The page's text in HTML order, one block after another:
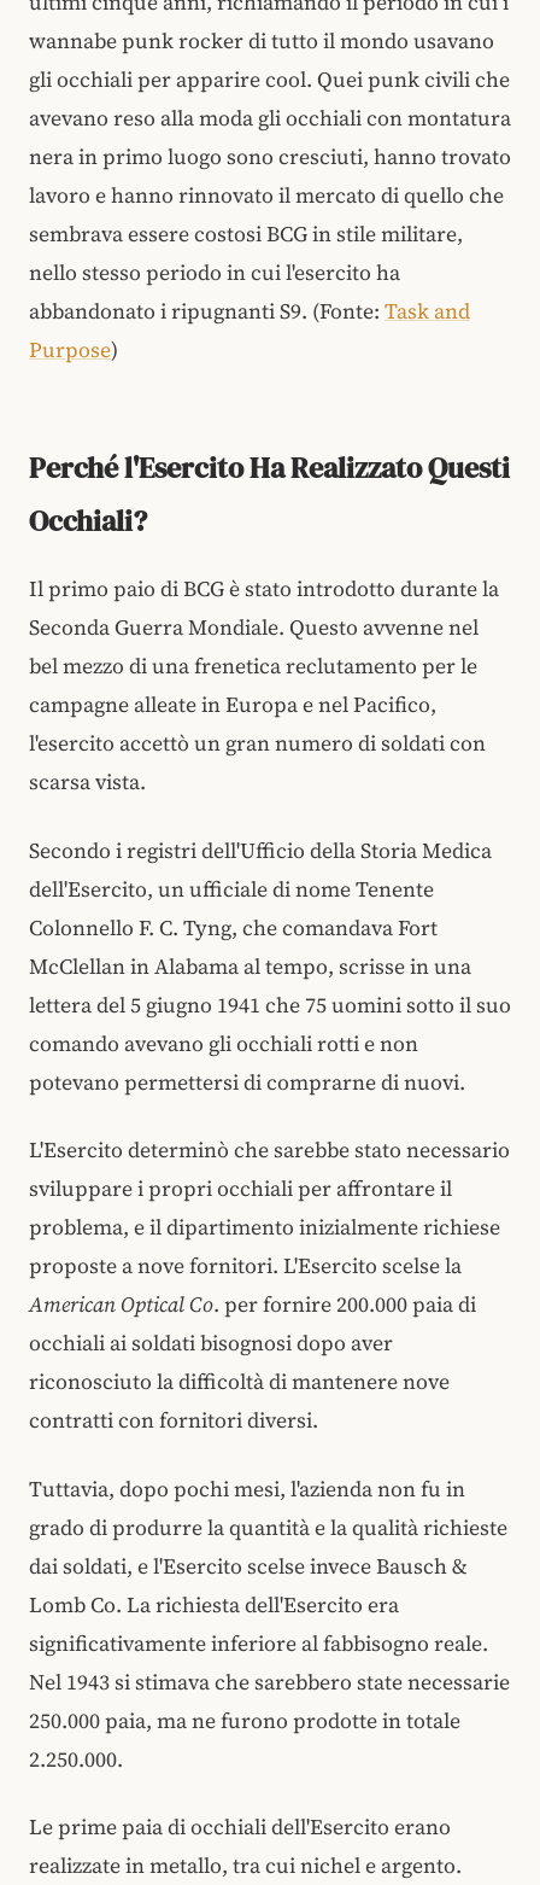
wannabe punk rocker di tutto il mondo usavano
gli occhiali per apparire cool. Quei punk civili che
avevano reso alla moda gli occhiali con montatura
nera in primo luogo sono cresciuti, hanno trovato
lavoro e hanno rinnovato il mercato di quello che
sembrava essere costosi BCG in stile militare,
nello stesso periodo in cui l'esercito ha
abbandonato i ripugnanti S9. (Fonte: Task and
Purpose)
Perché l'Esercito Ha Realizzato Questi
Occhiali?
Il primo paio di BCG è stato introdotto durante la
Seconda Guerra Mondiale. Questo avvenne nel
bel mezzo di una frenetica reclutamento per le
campagne alleate in Europa e nel Pacifico,
l'esercito accettò un gran numero di soldati con
scarsa vista.
Secondo i registri dell'Ufficio della Storia Medica
dell'Esercito, un ufficiale di nome Tenente
Colonnello F. C. Tyng, che comandava Fort
McClellan in Alabama al tempo, scrisse in una
lettera del 5 giugno 1941 che 75 uomini sotto il suo
comando avevano gli occhiali rotti e non
potevano permettersi di comprarne di nuovi.
L'Esercito determinò che sarebbe stato necessario
sviluppare i propri occhiali per affrontare il
problema, e il dipartimento inizialmente richiese
proposte a nove fornitori. L'Esercito scelse la
American Optical Co. per fornire 200.000 paia di
occhiali ai soldati bisognosi dopo aver
riconosciuto la difficoltà di mantenere nove
contratti con fornitori diversi.
Tuttavia, dopo pochi mesi, l'azienda non fu in
grado di produrre la quantità e la qualità richieste
dai soldati, e l'Esercito scelse invece Bausch &
Lomb Co. La richiesta dell'Esercito era
significativamente inferiore al fabbisogno reale.
Nel 1943 si stimava che sarebbero state necessarie
250.000 paia, ma ne furono prodotte in totale
2.250.000.
Le prime paia di occhiali dell'Esercito erano
realizzate in metallo, tra cui nichel e argento.